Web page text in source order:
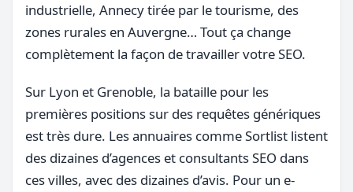
industrielle, Annecy tirée par le tourisme, des
zones rurales en Auvergne… Tout ça change
complètement la façon de travailler votre SEO.
Sur Lyon et Grenoble, la bataille pour les
premières positions sur des requêtes génériques
est très dure. Les annuaires comme Sortlist listent
des dizaines d’agences et consultants SEO dans
ces villes, avec des dizaines d’avis. Pour un e-